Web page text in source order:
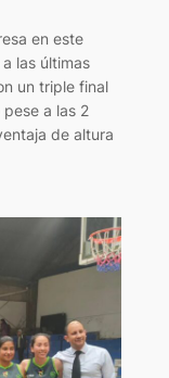
en este
las últimas
un triple final
a las 2
de altura